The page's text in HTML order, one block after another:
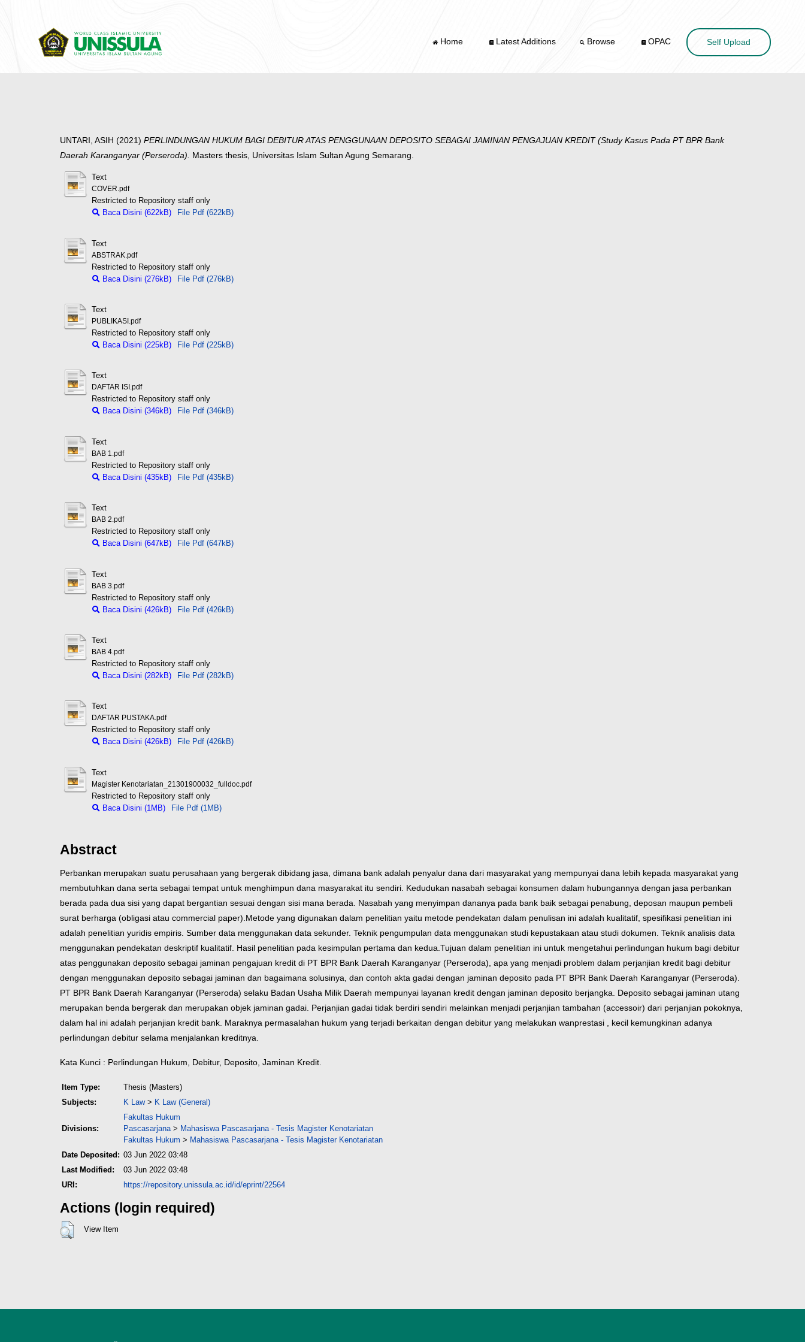
Home Latest Additions Browse OPAC Self Upload
UNTARI, ASIH (2021) PERLINDUNGAN HUKUM BAGI DEBITUR ATAS PENGGUNAAN DEPOSITO SEBAGAI JAMINAN PENGAJUAN KREDIT (Study Kasus Pada PT BPR Bank
Daerah Karanganyar (Perseroda). Masters thesis, Universitas Islam Sultan Agung Semarang.
Text
COVER.pdf
Restricted to Repository staff only
Baca Disini (622kB)
File Pdf (622kB)
Text
ABSTRAK.pdf
Restricted to Repository staff only
Baca Disini (276kB)
File Pdf (276kB)
Text
PUBLIKASI.pdf
Restricted to Repository staff only
Baca Disini (225kB)
File Pdf (225kB)
Text
DAFTAR ISI.pdf
Restricted to Repository staff only
Baca Disini (346kB)
File Pdf (346kB)
Text
BAB 1.pdf
Restricted to Repository staff only
Baca Disini (435kB)
File Pdf (435kB)
Text
BAB 2.pdf
Restricted to Repository staff only
Baca Disini (647kB)
File Pdf (647kB)
Text
BAB 3.pdf
Restricted to Repository staff only
Baca Disini (426kB)
File Pdf (426kB)
Text
BAB 4.pdf
Restricted to Repository staff only
Baca Disini (282kB)
File Pdf (282kB)
Text
DAFTAR PUSTAKA.pdf
Restricted to Repository staff only
Baca Disini (426kB)
File Pdf (426kB)
Text
Magister Kenotariatan_21301900032_fulldoc.pdf
Restricted to Repository staff only
Baca Disini (1MB)
File Pdf (1MB)
Abstract
Perbankan merupakan suatu perusahaan yang bergerak dibidang jasa, dimana bank adalah penyalur dana dari masyarakat yang mempunyai dana lebih kepada masyarakat yang
membutuhkan dana serta sebagai tempat untuk menghimpun dana masyarakat itu sendiri. Kedudukan nasabah sebagai konsumen dalam hubungannya dengan jasa perbankan
berada pada dua sisi yang dapat bergantian sesuai dengan sisi mana berada. Nasabah yang menyimpan dananya pada bank baik sebagai penabung, deposan maupun pembeli
surat berharga (obligasi atau commercial paper). Metode yang digunakan dalam penelitian yaitu metode pendekatan dalam penulisan ini adalah kualitatif, spesifikasi penelitian ini
adalah penelitian yuridis empiris. Sumber data menggunakan data sekunder. Teknik pengumpulan data menggunakan studi kepustakaan atau studi dokumen. Teknik analisis data
menggunakan pendekatan deskriptif kualitatif. Hasil penelitian pada kesimpulan pertama dan kedua. Tujuan dalam penelitian ini untuk mengetahui perlindungan hukum bagi debitur
atas penggunakan deposito sebagai jaminan pengajuan kredit di PT BPR Bank Daerah Karanganyar (Perseroda), apa yang menjadi problem dalam perjanjian kredit bagi debitur
dengan menggunakan deposito sebagai jaminan dan bagaimana solusinya, dan contoh akta gadai dengan jaminan deposito pada PT BPR Bank Daerah Karanganyar (Perseroda).
PT BPR Bank Daerah Karanganyar (Perseroda) selaku Badan Usaha Milik Daerah mempunyai layanan kredit dengan jaminan deposito berjangka. Deposito sebagai jaminan utang
merupakan benda bergerak dan merupakan objek jaminan gadai. Perjanjian gadai tidak berdiri sendiri melainkan menjadi perjanjian tambahan (accessoir) dari perjanjian pokoknya,
dalam hal ini adalah perjanjian kredit bank. Maraknya permasalahan hukum yang terjadi berkaitan dengan debitur yang melakukan wanprestasi , kecil kemungkinan adanya
perlindungan debitur selama menjalankan kreditnya.
Kata Kunci : Perlindungan Hukum, Debitur, Deposito, Jaminan Kredit.
Item Type:
Thesis (Masters)
Subjects:
K Law> K Law (General)
Divisions:
Fakultas Hukum
Pascasarjana> Mahasiswa Pascasarjana - Tesis Magister Kenotariatan
Fakultas Hukum > Mahasiswa Pascasarjana - Tesis Magister Kenotariatan
Date Deposited: 03 Jun 2022 03:48
Last Modified:
03 Jun 2022 03:48
URI:
https://repository.unissula.ac.id/id/eprint/22564
Actions (login required)
View Item